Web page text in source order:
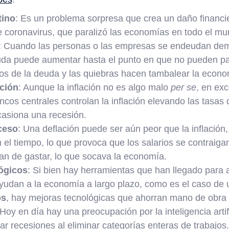
: Es un problema sorpresa que crea un daño
coronavirus, que paralizó las economías en todo el
Cuando las personas o las empresas se endeudan
puede aumentar hasta el punto en que no pueden
de la deuda y las quiebras hacen tambalear la
: Aunque la inflación no es algo maloper se, en
centrales controlan la inflación elevando las tasas
una recesión.
: Una deflación puede ser aún peor que la
el tiempo, lo que provoca que los salarios se
de gastar, lo que socava la economía.
: Si bien hay herramientas que han llegado para
a la economía a largo plazo, como es el caso de
, hay mejoras tecnológicas que ahorran mano de
en día hay una preocupación por la inteligencia
recesiones al eliminar categorías enteras de trabajos.